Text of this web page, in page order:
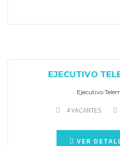
EJECUTIVO
Ejecutivo
4 VACANTES
VER